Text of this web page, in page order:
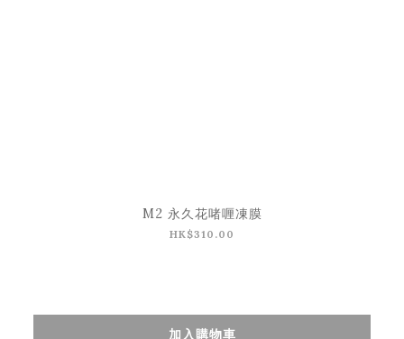
M2 永久花啫喱凍膜
HK$310.00
加入購物車